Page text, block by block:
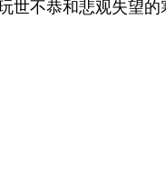
世不恭和悲观失望